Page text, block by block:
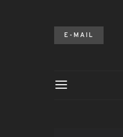
E-MAIL